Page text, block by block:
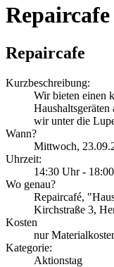
Repaircafe
Repaircafe
Kurzbeschreibung:
Wir bieten einen
wir unter die
Wann?
Mittwoch,
Uhrzeit:
14:30 Uhr -
Wo genau?
Repaircafé,
Kirchstraße 3,
Kosten
nur
Kategorie:
Aktionstag